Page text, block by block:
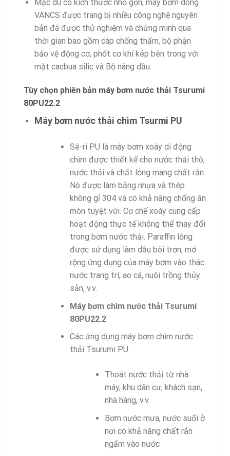
Mặc dù có kích thước nhỏ gọn, máy bơm dòng
VANCS được trang bị nhiều công nghệ nguyên
bản đã được thử nghiệm và chứng minh qua
thời gian bao gồm cáp chống thấm, bộ phận
bảo vệ động cơ, phốt cơ khí kép bên trong với
mặt cacbua silic và Bộ nâng dầu.
Tùy chọn phiên bản máy bơm nước thải Tsurumi
80PU22.2
Máy bơm nước thải chìm Tsurmi PU
Sê-ri PU là máy bơm xoáy di động
chìm được thiết kế cho nước thải thô,
nước thải và chất lỏng mang chất rắn.
Nó được làm bằng nhựa và thép
không gỉ 304 và có khả năng chống ăn
mòn tuyệt vời. Cơ chế xoáy cung cấp
hoạt động thực tế không thể thay đổi
trong bơm nước thải. Paraffin lỏng
được sử dụng làm dầu bôi trơn, mở
rộng ứng dụng của máy bơm vào thác
nước trang trí, ao cá, nuôi trồng thủy
sản, v.v.
Máy bơm chìm nước thải Tsurumi
80PU22.2
Các ứng dụng máy bơm chìm nước
thải Tsurumi PU
Thoát nước thải từ nhà
máy, khu dân cư, khách sạn,
nhà hàng, v.v.
Bơm nước mưa, nước suối ở
nơi có khả năng chất rắn
ngấm vào nước